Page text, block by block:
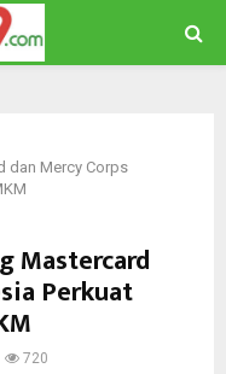
dan Mercy Corps
Mastercard
Perkuat
720